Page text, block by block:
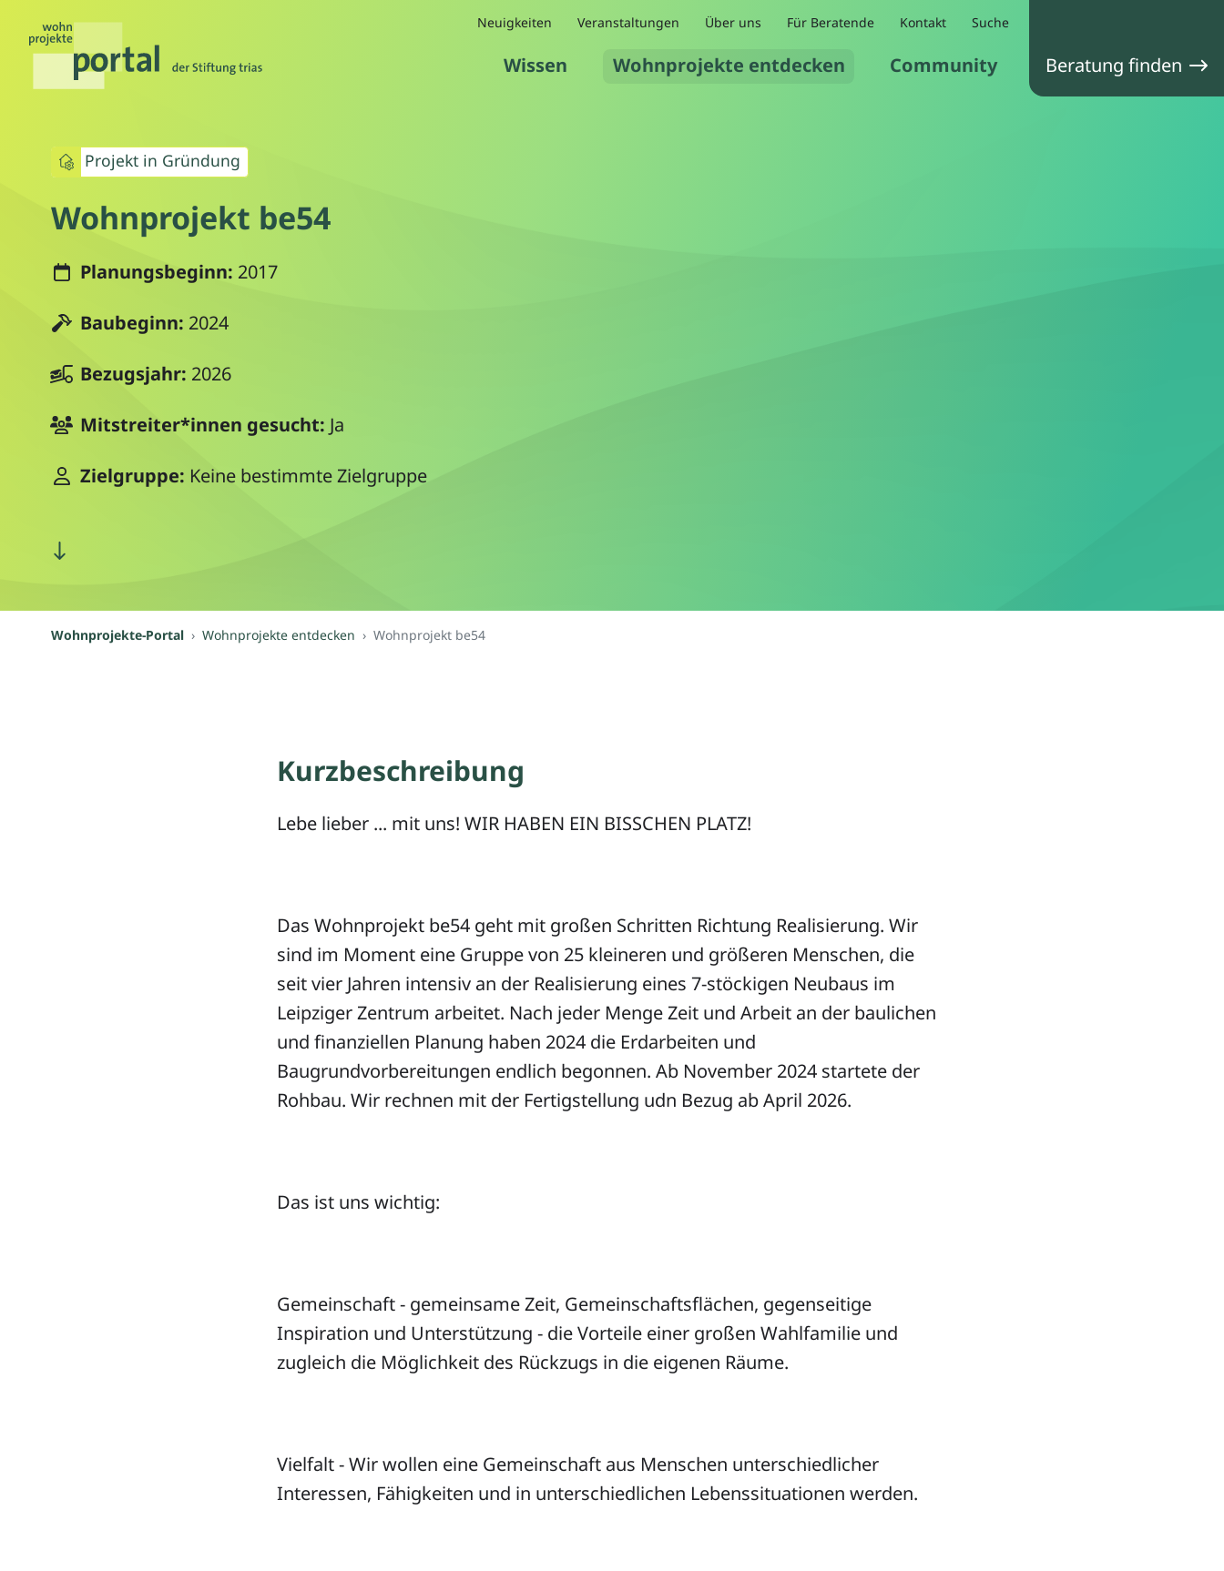
Wissen Wohnprojekte entdecken Community
Neuigkeiten Veranstaltungen Über uns Für Beratende Kontakt Suche
Beratung finden
Projekt in Gründung
Wohnprojekt be54
Planungsbeginn: 2017
Baubeginn: 2024
Bezugsjahr: 2026
Mitstreiter*innen gesucht: Ja
Zielgruppe: Keine bestimmte Zielgruppe
Wohnprojekte-Portal Wohnprojekte entdecken Wohnprojekt be54
Kurzbeschreibung
Lebe lieber ... mit uns! WIR HABEN EIN BISSCHEN PLATZ!
Das Wohnprojekt be54 geht mit großen Schritten Richtung Realisierung. Wir
sind im Moment eine Gruppe von 25 kleineren und größeren Menschen, die
seit vier Jahren intensiv an der Realisierung eines 7-stöckigen Neubaus im
Leipziger Zentrum arbeitet. Nach jeder Menge Zeit und Arbeit an der baulichen
und finanziellen Planung haben 2024 die Erdarbeiten und
Baugrundvorbereitungen endlich begonnen. Ab November 2024 startete der
Rohbau. Wir rechnen mit der Fertigstellung udn Bezug ab April 2026.
Das ist uns wichtig:
Gemeinschaft - gemeinsame Zeit, Gemeinschaftsflächen, gegenseitige
Inspiration und Unterstützung - die Vorteile einer großen Wahlfamilie und
zugleich die Möglichkeit des Rückzugs in die eigenen Räume.
Vielfalt - Wir wollen eine Gemeinschaft aus Menschen unterschiedlicher
Interessen, Fähigkeiten und in unterschiedlichen Lebenssituationen werden.